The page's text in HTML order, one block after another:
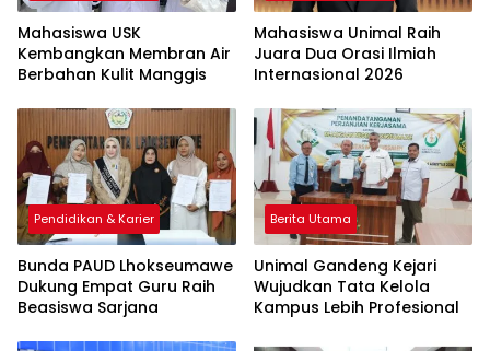
Mahasiswa USK
Kembangkan Membran Air
Berbahan Kulit Manggis
Mahasiswa Unimal Raih
Juara Dua Orasi Ilmiah
Internasional 2026
Pendidikan & Karier
Bunda PAUD Lhokseumawe
Dukung Empat Guru Raih
Beasiswa Sarjana
Berita Utama
Unimal Gandeng Kejari
Wujudkan Tata Kelola
Kampus Lebih Profesional